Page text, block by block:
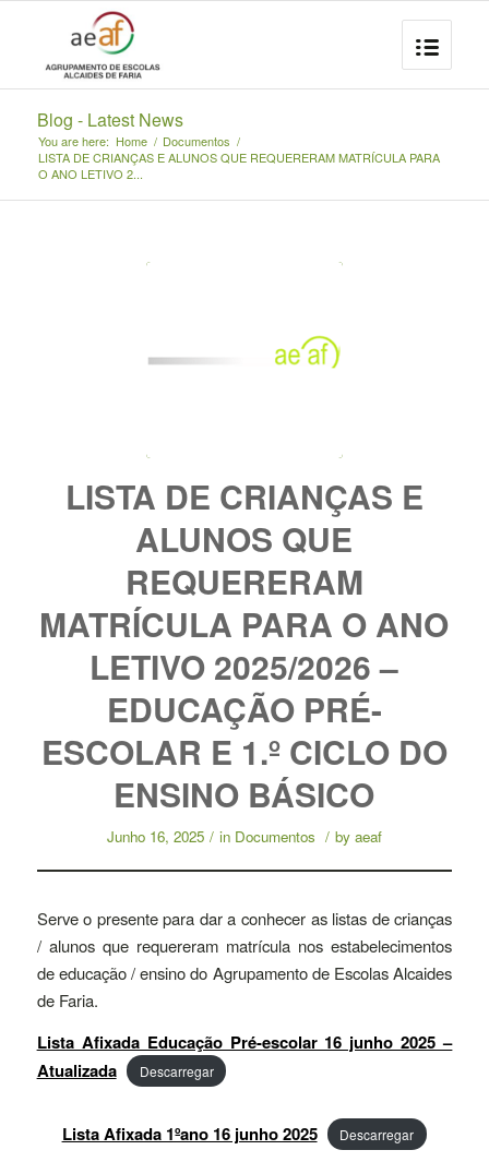
Blog - Latest News
You are here: Home / Documentos /
LISTA DE CRIANÇAS E ALUNOS QUE REQUERERAM MATRÍCULA PARA
O ANO LETIVO 2...
LISTA DE CRIANÇAS E
ALUNOS QUE
REQUERERAM
MATRÍCULA PARA O ANO
LETIVO 2025/2026 –
EDUCAÇÃO PRÉ-
ESCOLAR E 1.º CICLO DO
ENSINO BÁSICO
Junho 16, 2025 / in Documentos / by aeaf
Serve o presente para dar a conhecer as listas de crianças
/ alunos que requereram matrícula nos estabelecimentos
de educação / ensino do Agrupamento de Escolas Alcaides
de Faria.
Lista Afixada Educação Pré-escolar 16 junho 2025 –
Atualizada
Descarregar
Lista Afixada 1ºano 16 junho 2025 Descarregar